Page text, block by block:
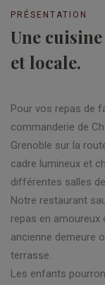
PRÉSENTATION
Une
et locale.
Pour vos repas de
commanderie de
Grenoble sur la
cadre lumineux et
différentes salles
Notre restaurant
repas en
ancienne demeure
terrasse.
Les enfants